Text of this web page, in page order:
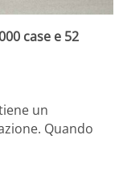
case e 52
un
Quando